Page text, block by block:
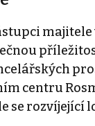
majitele
centru
se rozvíjející